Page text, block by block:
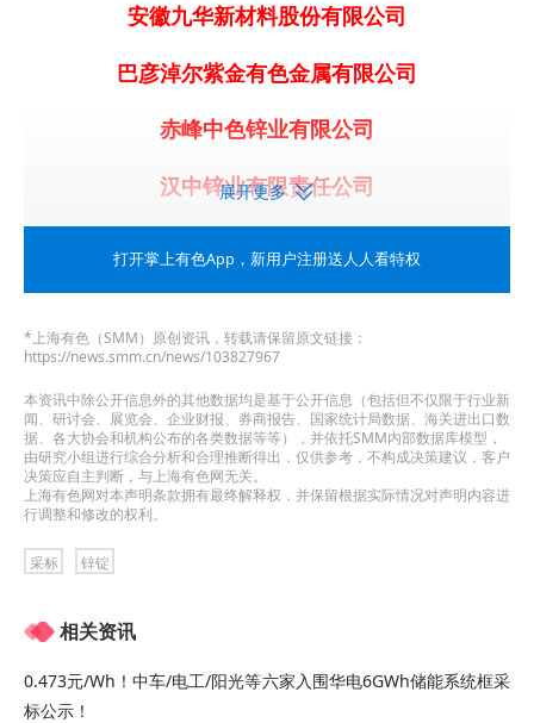
安徽九华新材料股份有限公司
巴彦淖尔紫金有色金属有限公司
赤峰中色锌业有限公司
汉中锌业有限责任公司
葫芦岛锌业股份有限公司
华毅（上海）实业有限公司
江苏国强镀锌实业有限公司
江西铜业铅锌金属有限公司
南丹县南方有色金属有限责任公司
三水实业有限公司
展开更多
打开掌上有色App ，新用户注册送人人看特权
*上海有色（SMM）原创资讯，转载请保留原文链接：
https://news.smm.cn/news/103827967
本资讯中除公开信息外的其他数据均是基于公开信息（包括但不仅限于行业新
闻、研讨会、展览会、企业财报、券商报告、国家统计局数据、海关进出口数
据、各大协会和机构公布的各类数据等等），并依托SMM内部数据库模型，
由研究小组进行综合分析和合理推断得出，仅供参考，不构成决策建议，客户
决策应自主判断，与上海有色网无关。
上海有色网对本声明条款拥有最终解释权，并保留根据实际情况对声明内容进
行调整和修改的权利。
采标 锌锭
相关资讯
0.473元/Wh！中车/电工/阳光等六家入围华电6GWh储能系统框采
标公示！